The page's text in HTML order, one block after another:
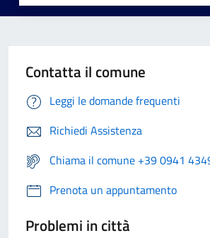
Contatta il comune
Leggi le domande frequenti
Richiedi Assistenza
Chiama il comune +39 0941
Prenota un appuntamento
Problemi in città